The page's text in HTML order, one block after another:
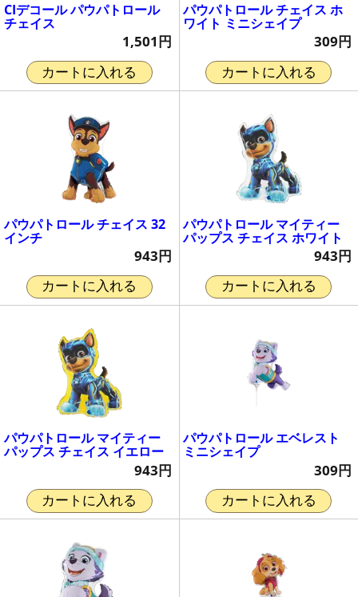
CIデコール パウパトロール
チェイス
1,501円
カートに入れる
パウパトロール チェイス ホ
ワイト ミニシェイプ
309円
カートに入れる
パウパトロール チェイス 32
インチ
943円
カートに入れる
パウパトロール マイティー
パップス チェイス ホワイト
943円
カートに入れる
パウパトロール マイティー
パップス チェイス イエロー
943円
カートに入れる
パウパトロール エベレスト
ミニシェイプ
309円
カートに入れる